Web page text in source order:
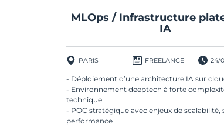
MLOps / Infrastructure
IA
PARIS FREELANCE 24/
- Déploiement d’une architecture IA sur
- Environnement deeptech à forte
technique
- POC stratégique avec enjeux de scalabilité,
performance